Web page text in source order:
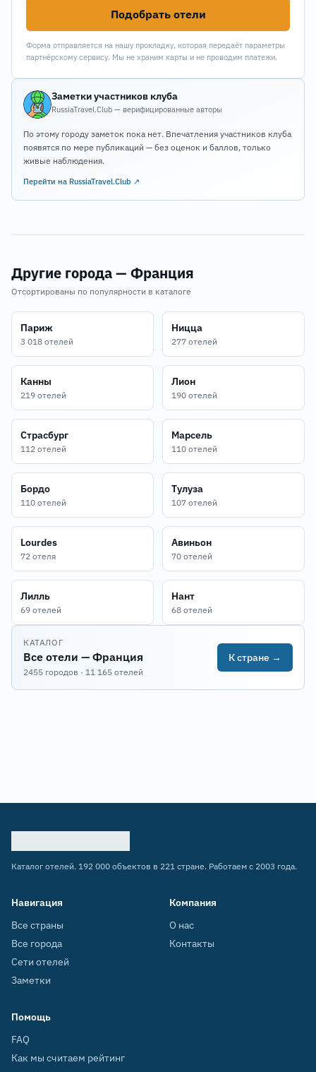
Подобрать отели
Форма отправляется на нашу прокладку, которая передаёт параметры
партнёрскому сервису. Мы не храним карты и не проводим платежи.
Заметки участников клуба
RussiaTravel.Club — верифицированные авторы
По этому городу заметок пока нет. Впечатления участников клуба
появятся по мере публикаций — без оценок и баллов, только
живые наблюдения.
Перейти на RussiaTravel.Club ↗
Другие города — Франция
Отсортированы по популярности в каталоге
Париж
3 018 отелей
Ницца
277 отелей
Канны
219 отелей
Лион
190 отелей
Страсбург
112 отелей
Марсель
110 отелей
Бордо
110 отелей
Тулуза
107 отелей
Lourdes
72 отеля
Авиньон
70 отелей
Лилль
69 отелей
Нант
68 отелей
КАТАЛОГ
Все отели — Франция
2455 городов · 11 165 отелей
К стране →
Каталог отелей. 192 000 объектов в 221 стране. Работаем с 2003 года.
Навигация
Все страны
Все города
Сети отелей
Заметки
Компания
О нас
Контакты
Помощь
FAQ
Как мы считаем рейтинг